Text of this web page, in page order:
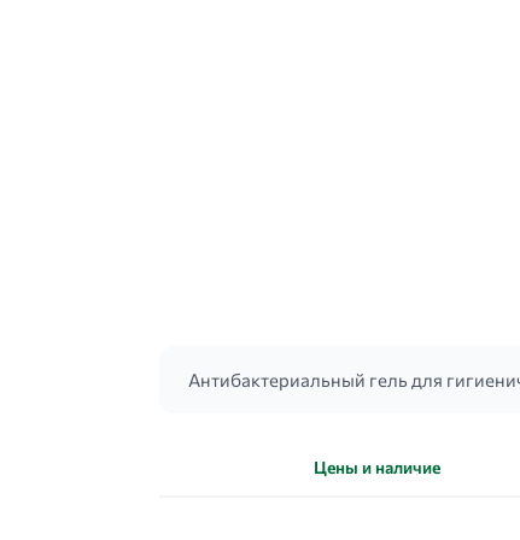
Антибактериальный гель для
Цены и наличие